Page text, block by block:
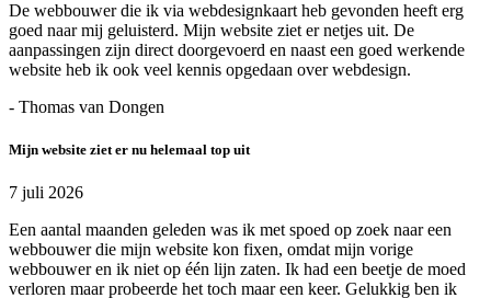
De webbouwer die ik via webdesignkaart heb gevonden heeft erg
goed naar mij geluisterd. Mijn website ziet er netjes uit. De
aanpassingen zijn direct doorgevoerd en naast een goed werkende
website heb ik ook veel kennis opgedaan over webdesign.
- Thomas van Dongen
Mijn website ziet er nu helemaal top uit
7 juli 2026
Een aantal maanden geleden was ik met spoed op zoek naar een
webbouwer die mijn website kon fixen, omdat mijn vorige
webbouwer en ik niet op één lijn zaten. Ik had een beetje de moed
verloren maar probeerde het toch maar een keer. Gelukkig ben ik